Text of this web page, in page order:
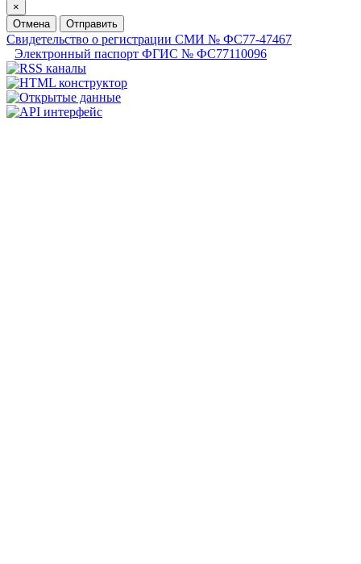
×
Отмена
Отправить
Свидетельство о регистрации СМИ № ФС77-47467
Электронный паспорт ФГИС № ФС77110096